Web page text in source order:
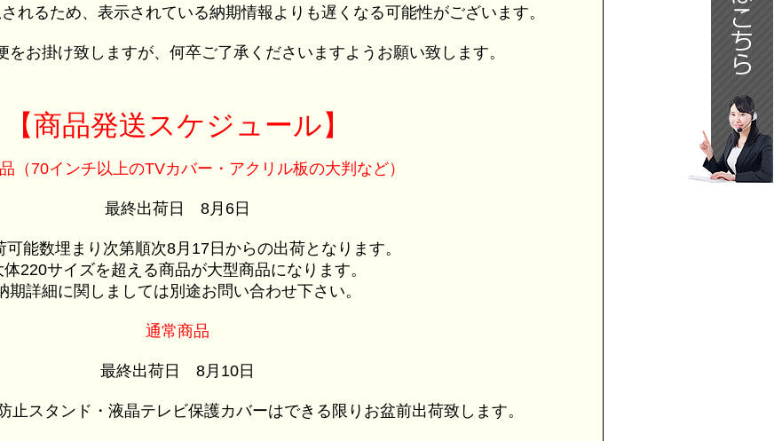
れるため、表示されている納期情報よりも遅くなる可能性がございます。
をお掛け致しますが、何卒ご了承くださいますようお願い致します。
【商品発送スケジュール】
（70インチ以上のTVカバー・アクリル板の大判など）
最終出荷日 8月6日
能数埋まり次第順次8月17日からの出荷となります。
体220サイズを超える商品が大型商品になります。
期詳細に関しましては別途お問い合わせ下さい。
通常商品
最終出荷日 8月10日
スタンド・液晶テレビ保護カバーはできる限りお盆前出荷致します。